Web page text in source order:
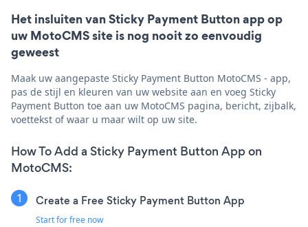
Het insluiten van Sticky Payment Button app op
uw MotoCMS site is nog nooit zo eenvoudig
geweest
Maak uw aangepaste Sticky Payment Button MotoCMS - app,
pas de stijl en kleuren van uw website aan en voeg Sticky
Payment Button toe aan uw MotoCMS pagina, bericht, zijbalk,
voettekst of waar u maar wilt op uw site.
How To Add a Sticky Payment Button App on
MotoCMS:
Create a Free Sticky Payment Button App
Start for free now